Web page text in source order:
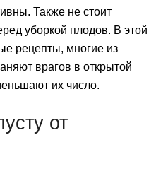
Также не стоит
уборкой плодов. В этой
рецепты, многие из
врагов в открытой
их число.
от